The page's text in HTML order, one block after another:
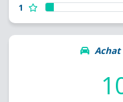
1